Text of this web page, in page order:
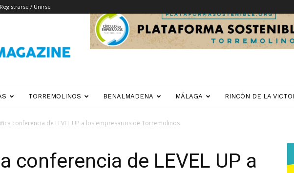
Registrarse / Unirse
TORREMOLINOS BENALMADENA MÁLAGA RINCÓN DE LA
conferencia de LEVEL UP a los empresarios de Torremolinos
conferencia de LEVEL UP a